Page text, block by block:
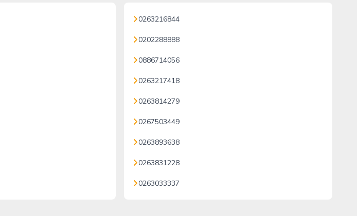
0263216844
0202288888
0886714056
0263217418
0263814279
0267503449
0263893638
0263831228
0263033337